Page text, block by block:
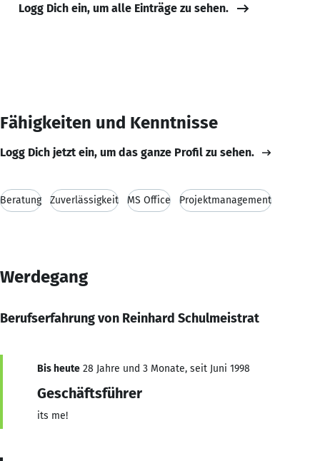
Logg Dich ein, um alle Einträge zu sehen.
Fähigkeiten und Kenntnisse
Logg Dich jetzt ein, um das ganze Profil zu sehen.
Beratung Zuverlässigkeit MS Office Projektmanagement
Werdegang
Berufserfahrung von Reinhard Schulmeistrat
Bis heute 28 Jahre und 3 Monate, seit Juni 1998
Geschäftsführer
its me!